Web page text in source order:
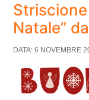
Natale”
DATA: 6 NOVEMBRE